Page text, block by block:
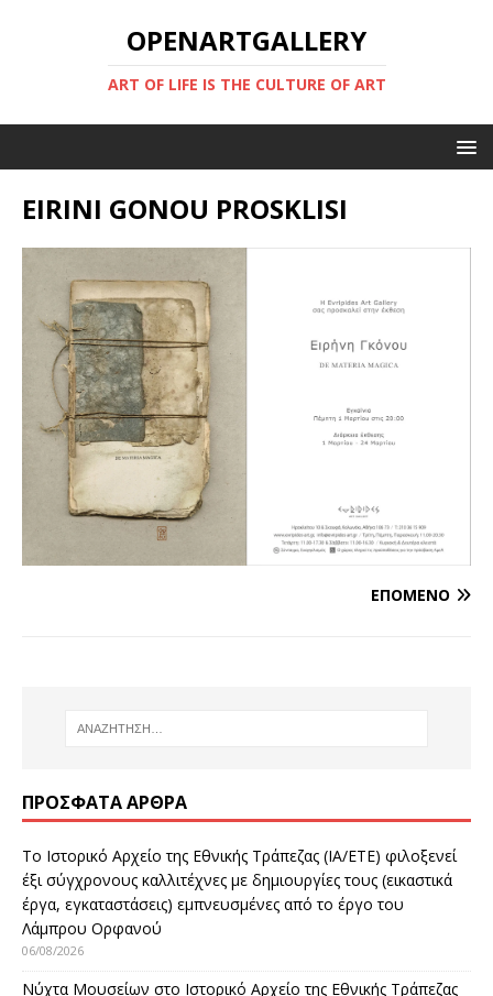
OPENARTGALLERY
ART OF LIFE IS THE CULTURE OF ART
EIRINI GONOU PROSKLISI
ΕΠΌΜΕΝΟ
ΠΡΌΣΦΑΤΑ ΆΡΘΡΑ
Το Ιστορικό Αρχείο της Εθνικής Τράπεζας (ΙΑ/ΕΤΕ) φιλοξενεί
έξι σύγχρονους καλλιτέχνες με δημιουργίες τους (εικαστικά
έργα, εγκαταστάσεις) εμπνευσμένες από το έργο του
Λάμπρου Ορφανού
06/08/2026
Νύχτα Μουσείων στο Ιστορικό Αρχείο της Εθνικής Τράπεζας